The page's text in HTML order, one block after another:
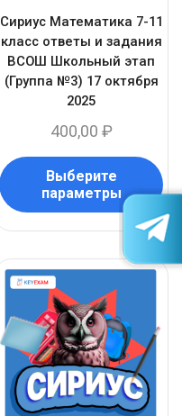
Сириус Математика 7-11
класс ответы и задания
ВСОШ Школьный этап
(Группа №3) 17 октября
2025
400,00 ₽
Выберите
параметры